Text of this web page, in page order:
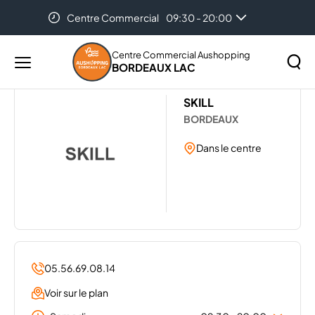
Centre Commercial 09:30 - 20:00
Menu
principal
Centre Commercial Aushopping
BORDEAUX LAC
Les magasins de votre centre Aushopping
SKILL
SKILL
BORDEAUX
Dans le centre
05.56.69.08.14
Voir sur le plan